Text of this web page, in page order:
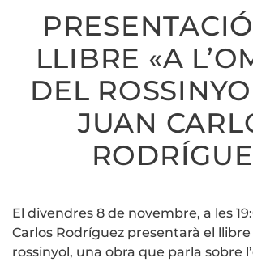
LLIBRE «A
DEL
JUAN
El divendres 8 de novembre, a les
Carlos Rodríguez presentarà el llibre
rossinyol, una obra que parla sobre